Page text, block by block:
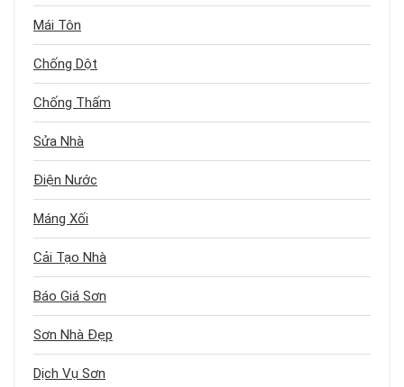
Mái Tôn
Chống Dột
Chống Thấm
Sửa Nhà
Điện Nước
Máng Xối
Cải Tạo Nhà
Báo Giá Sơn
Sơn Nhà Đẹp
Dịch Vụ Sơn